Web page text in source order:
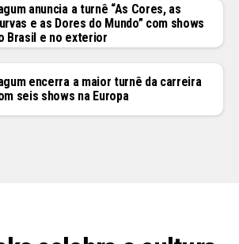
anuncia a turnê “As Cores, as
e as Dores do Mundo” com shows
Brasil e no exterior
encerra a maior turnê da carreira
seis shows na Europa